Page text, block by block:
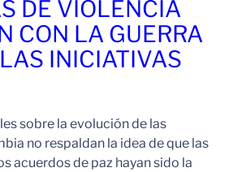
DE VIOLENCIA
CON LA GUERRA
INICIATIVAS
sobre la evolución de las
no respaldan la idea de que las
acuerdos de paz hayan sido la